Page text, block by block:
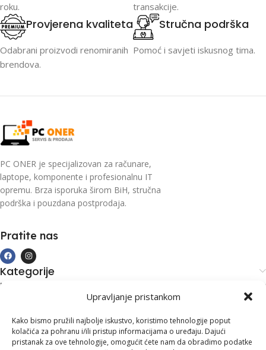
Upravljanje pristankom
Kako bismo pružili najbolje iskustvo, koristimo tehnologije poput
kolačića za pohranu i/ili pristup informacijama o uređaju. Dajući
pristanak za ove tehnologije, omogućit ćete nam da obradimo podatke
roku.
transakcije.
Provjerena kvaliteta
Odabrani proizvodi renomiranih
brendova.
Stručna podrška
Pomoć i savjeti iskusnog tima.
PC ONER je specijalizovan za računare,
laptope, komponente i profesionalnu IT
opremu. Brza isporuka širom BiH, stručna
podrška i pouzdana postprodaja.
Pratite nas
Kategorije
Kupovina i podrška
Kontakt informacije
Branilaca Bosne, 75 300 Lukavac